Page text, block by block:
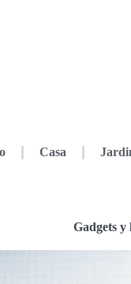
Casa
Gadgets y